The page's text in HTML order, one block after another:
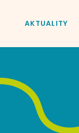
AKTUALITY